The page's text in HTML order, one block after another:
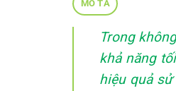
MÔ TẢ
Trong
khả năng
hiệu quả